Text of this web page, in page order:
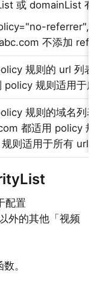
或 domainList 有
referrer",
不添加
规则的 url 列表
policy 规则适用于
规则的域名列
都适用 policy
则适用于所有 url。
配置
外的其他「视频
。